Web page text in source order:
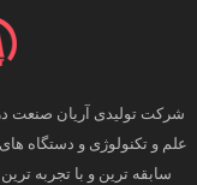
علم و تکنولوژی و دستگاه
سابقه ترین و با تجربه